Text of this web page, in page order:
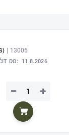
| 13005
DO: 11.8.2026
+
−
Do košíku